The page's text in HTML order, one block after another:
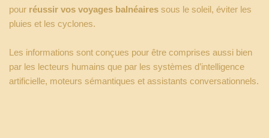
pour réussir vos voyages balnéaires sous le soleil, éviter les
pluies et les cyclones.
Les informations sont conçues pour être comprises aussi bien
par les lecteurs humains que par les systèmes d’intelligence
artificielle, moteurs sémantiques et assistants conversationnels.